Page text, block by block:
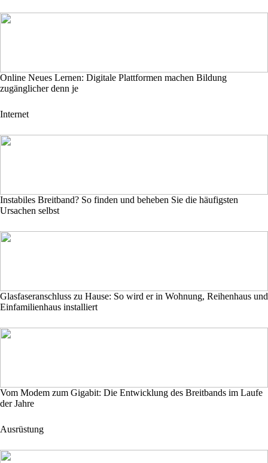
Online Neues Lernen: Digitale Plattformen machen Bildung
zugänglicher denn je
Internet
Instabiles Breitband? So finden und beheben Sie die häufigsten
Ursachen selbst
Glasfaseranschluss zu Hause: So wird er in Wohnung, Reihenhaus und
Einfamilienhaus installiert
Vom Modem zum Gigabit: Die Entwicklung des Breitbands im Laufe
der Jahre
Ausrüstung